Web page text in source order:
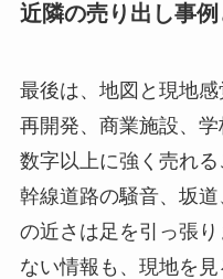
近隣の売り出し事
最後は、地図と現地感
再開発、商業施設、学
数字以上に強く売れる
幹線道路の騒音、坂
の近さは足を引っ張
ない情報も、現地を